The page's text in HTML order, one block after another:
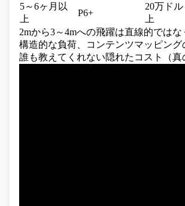
5～6ヶ月以
上
P6+
20万ド
上
2mから3～4mへの飛躍は直線的では
構造的な負荷、コンテンツマッピン
誰も教えてくれない隠れたコスト（真